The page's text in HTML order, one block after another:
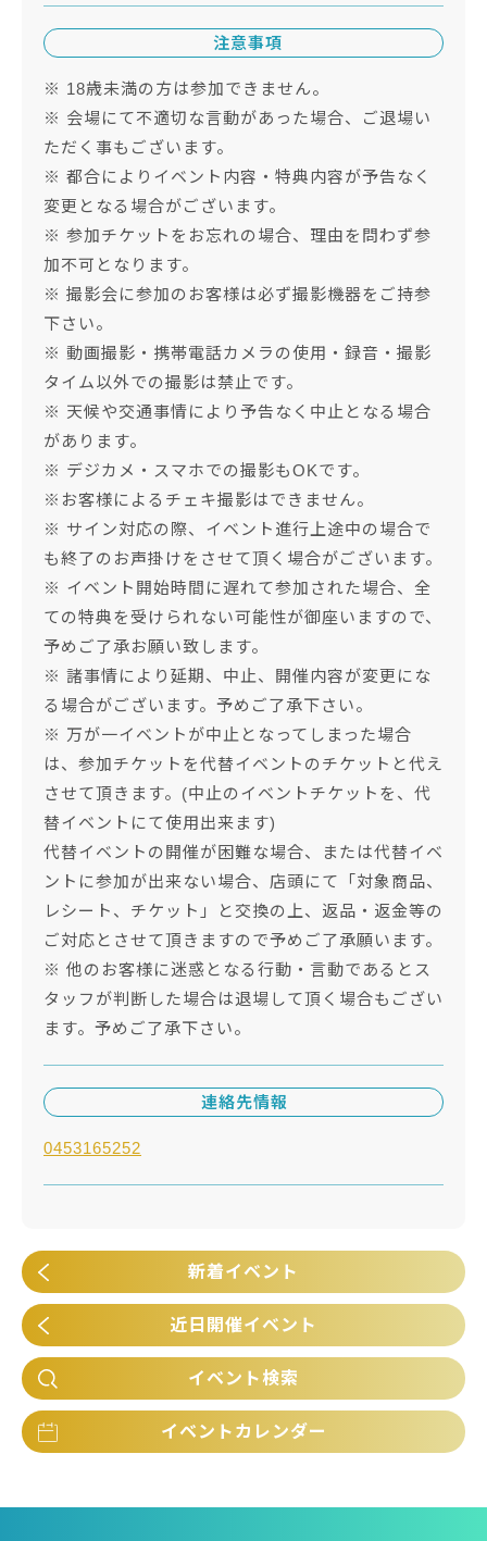
注意事項
※ 18歳未満の方は参加できません。
※ 会場にて不適切な言動があった場合、ご退場い
ただく事もございます。
※ 都合によりイベント内容・特典内容が予告なく
変更となる場合がございます。
※ 参加チケットをお忘れの場合、理由を問わず参
加不可となります。
※ 撮影会に参加のお客様は必ず撮影機器をご持参
下さい。
※ 動画撮影・携帯電話カメラの使用・録音・撮影
タイム以外での撮影は禁止です。
※ 天候や交通事情により予告なく中止となる場合
があります。
※ デジカメ・スマホでの撮影もOKです。
※お客様によるチェキ撮影はできません。
※ サイン対応の際、イベント進行上途中の場合で
も終了のお声掛けをさせて頂く場合がございます。
※ イベント開始時間に遅れて参加された場合、全
ての特典を受けられない可能性が御座いますので、
予めご了承お願い致します。
※ 諸事情により延期、中止、開催内容が変更にな
る場合がございます。予めご了承下さい。
※ 万が一イベントが中止となってしまった場合
は、参加チケットを代替イベントのチケットと代え
させて頂きます。(中止のイベントチケットを、代
替イベントにて使用出来ます)
代替イベントの開催が困難な場合、または代替イベ
ントに参加が出来ない場合、店頭にて「対象商品、
レシート、チケット」と交換の上、返品・返金等の
ご対応とさせて頂きますので予めご了承願います。
※ 他のお客様に迷惑となる行動・言動であるとス
タッフが判断した場合は退場して頂く場合もござい
ます。予めご了承下さい。
連絡先情報
0453165252
新着イベント
近日開催イベント
イベント検索
イベントカレンダー